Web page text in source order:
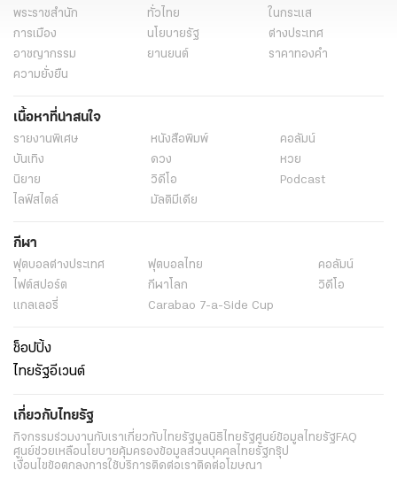
พระราชสำนัก ทั่วไทย
ในกระแส
การเมือง
นโยบายรัฐ
ต่างประเทศ
อาชญากรรม
ยานยนต์
ราคาทองคำ
ความยั่งยืน
เนื้อหาที่น่าสนใจ
รายงานพิเศษ หนังสือพิมพ์
คอลัมน์
บันเทิง
ดวง
หวย
นิยาย
วิดีโอ
Podcast
ไลฟ์สไตล์
มัลติมีเดีย
กีฬา
ฟุตบอลต่่างประเทศ ฟุตบอลไทย
คอลัมน์
ไฟต์สปอร์ต
กีฬาโลก
วิดีโอ
แกลเลอรี่
Carabao 7-a-Side Cup
ช็อปปิ้ง
ไทยรัฐอีเวนต์
เกี่ยวกับไทยรัฐ
กิจกรรมร่วมงานกับเราเกี่ยวกับไทยรัฐมูลนิธิไทยรัฐศูนย์ข้อมูลไทยรัฐFAQ
ศูนย์ช่วยเหลือนโยบายคุ้มครองข้อมูลส่วนบุคคลไทยรัฐกรุ๊ป
เงื่อนไขข้อตกลงการใช้บริการติดต่อเราติดต่อโฆษณา